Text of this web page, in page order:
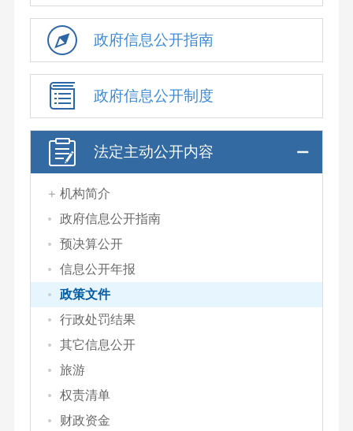
政府信息公开指南
政府信息公开制度
法定主动公开内容
机构简介
政府信息公开指南
预决算公开
信息公开年报
政策文件
行政处罚结果
其它信息公开
旅游
权责清单
财政资金